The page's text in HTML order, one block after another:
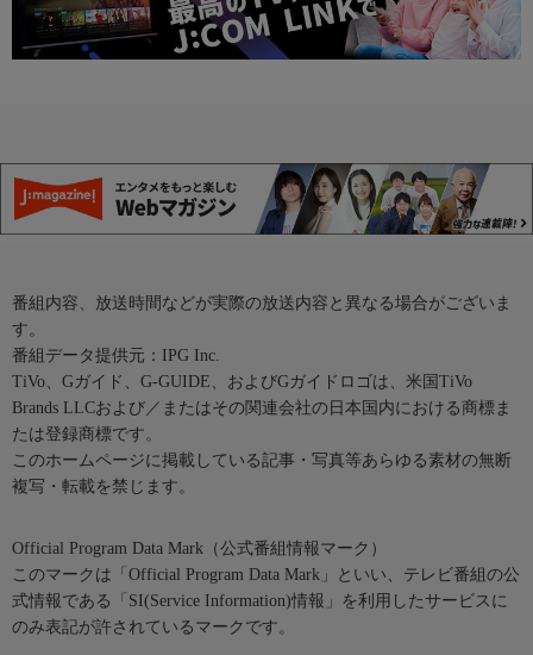
番組内容、放送時間などが実際の放送内容と異なる場合がございま
す。
番組データ提供元：IPG Inc.
TiVo、Gガイド、G-GUIDE、およびGガイドロゴは、米国TiVo
Brands LLCおよび／またはその関連会社の日本国内における商標ま
たは登録商標です。
このホームページに掲載している記事・写真等あらゆる素材の無断
複写・転載を禁じます。
Official Program Data Mark（公式番組情報マーク）
このマークは「Official Program Data Mark」といい、テレビ番組の公
式情報である「SI(Service Information)情報」を利用したサービスに
のみ表記が許されているマークです。